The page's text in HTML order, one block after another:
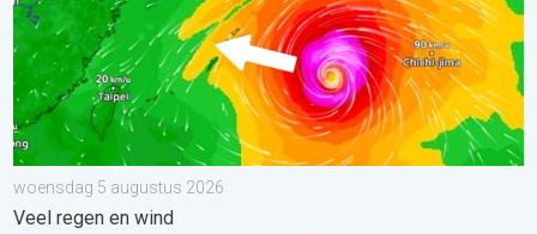
woensdag 5 augustus 2026
Veel regen en wind